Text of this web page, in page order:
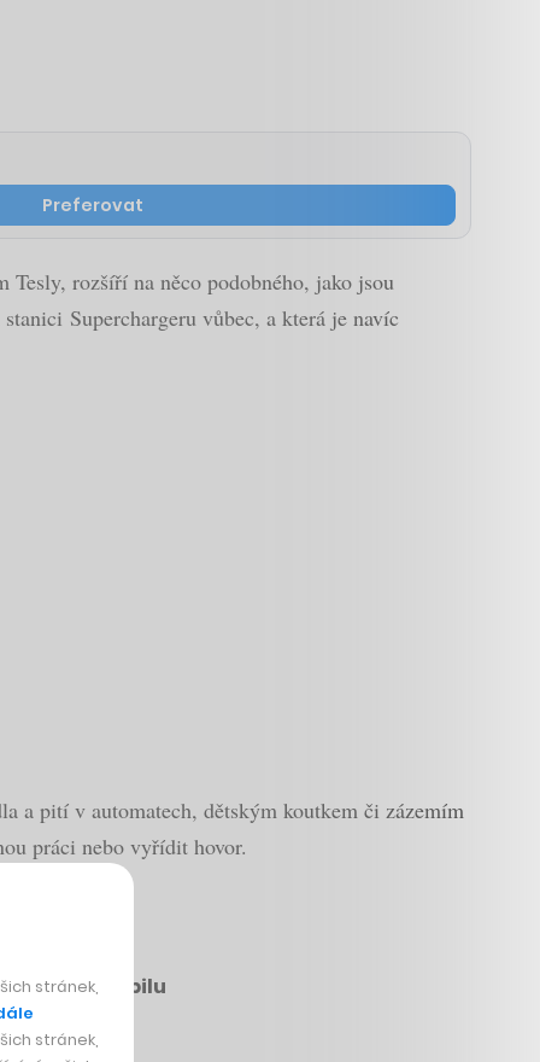
Preferovat
rozšíří na něco podobného, jako jsou
Superchargeru vůbec, a která je navíc
a pití v automatech, dětským koutkem či zázemím
práci nebo vyřídit hovor.
léků z mobilu
stránek,
stránek,